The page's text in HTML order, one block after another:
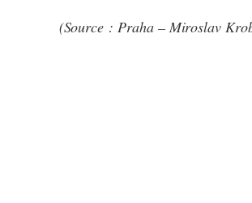
(Source : Praha – Miroslav